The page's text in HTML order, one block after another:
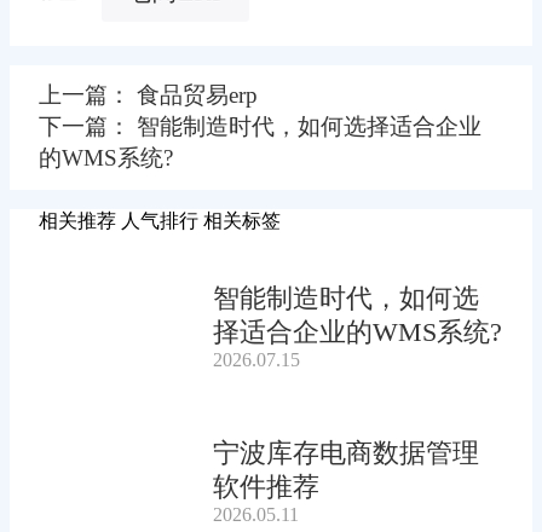
上一篇： 食品贸易erp
下一篇： 智能制造时代，如何选择适合企业
的WMS系统?
相关推荐 人气排行 相关标签
智能制造时代，如何选
择适合企业的WMS系统?
2026.07.15
宁波库存电商数据管理
软件推荐
2026.05.11